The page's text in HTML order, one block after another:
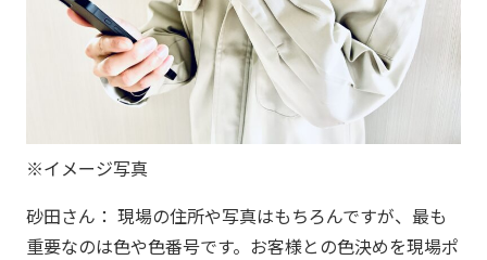
※イメージ写真
砂田さん： 現場の住所や写真はもちろんですが、最も
重要なのは色や色番号です。お客様との色決めを現場ポ